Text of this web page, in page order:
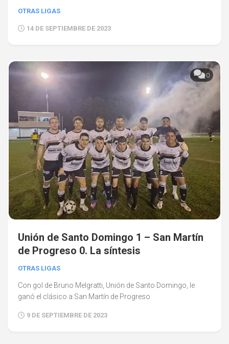
OTRAS LIGAS
14 DE SEPTIEMBRE DE 2023
0
Unión de Santo Domingo 1 – San Martín
de Progreso 0. La síntesis
OTRAS LIGAS
Con gol de Bruno Melgratti, Unión de Santo Domingo, le
ganó el clásico a San Martín de Progreso
9 DE SEPTIEMBRE DE 2023